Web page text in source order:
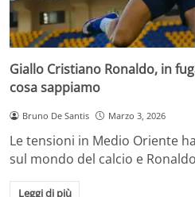
Giallo Cristiano Ronaldo, in
cosa sappiamo
Bruno De Santis Marzo 3, 2026
Le tensioni in Medio Oriente
sul mondo del calcio e
Leggi di più